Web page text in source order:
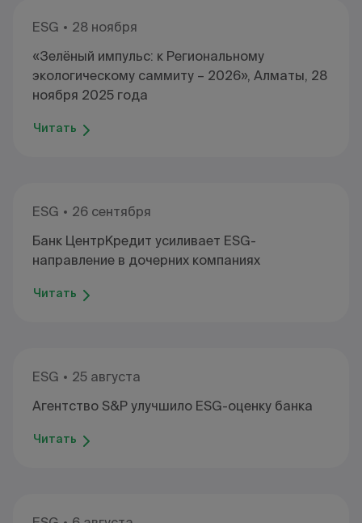
ESG
28 ноября
«Зелёный импульс: к Региональному
экологическому саммиту – 2026», Алматы, 28
ноября 2025 года
Читать
ESG
26 сентября
Банк ЦентрКредит усиливает ESG-
направление в дочерних компаниях
Читать
ESG
25 августа
Агентство S&P улучшило ESG-оценку банка
Читать